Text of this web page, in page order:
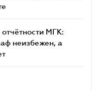
МГК:
неизбежен, а